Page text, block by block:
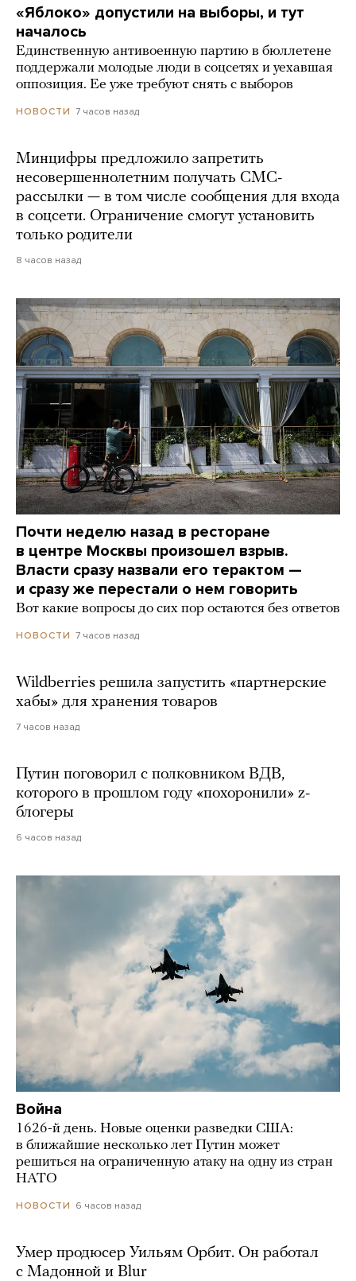
«Яблоко» допустили на выборы, и тут
началось
Единственную антивоенную партию в бюллетене
поддержали молодые люди в соцсетях и уехавшая
оппозиция. Ее уже требуют снять с выборов
НОВОСТИ 7 часов назад
Минцифры предложило запретить
несовершеннолетним получать СМС-
рассылки — в том числе сообщения для входа
в соцсети. Ограничение смогут установить
только родители
8 часов назад
Почти неделю назад в ресторане
в центре Москвы произошел взрыв.
Власти сразу назвали его терактом —
и сразу же перестали о нем говорить
Вот какие вопросы до сих пор остаются без ответов
НОВОСТИ 7 часов назад
Wildberries решила запустить «партнерские
хабы» для хранения товаров
7 часов назад
Путин поговорил с полковником ВДВ,
которого в прошлом году «похоронили» z-
блогеры
6 часов назад
Война
1626-й день. Новые оценки разведки США:
в ближайшие несколько лет Путин может
решиться на ограниченную атаку на одну из стран
НАТО
НОВОСТИ 6 часов назад
Умер продюсер Уильям Орбит. Он работал
с Мадонной и Blur